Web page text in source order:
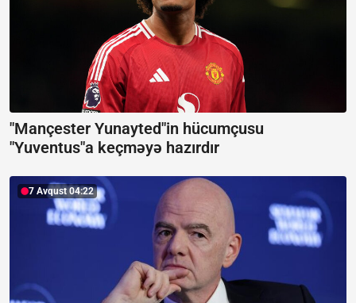
"Mançester Yunayted"in hücumçusu
"Yuventus"a keçməyə hazırdır
7 Avqust 04:22